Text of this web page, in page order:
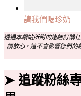
請我們喝珍奶
透過本網站所附的連結訂購
請放心，這不會影響您們的
➤ 追蹤粉絲